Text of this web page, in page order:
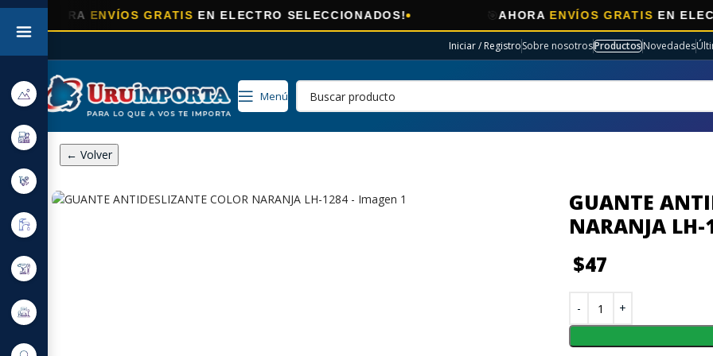
ENVÍOS GRATISEN ELECTRO SELECCIONADOS! ENVÍOS GRATISEN ELECTRO
Iniciar / RegistroSobre nosotrosProductosNovedades
Menú
← Volver
GUANTE
NARANJA LH-
$47